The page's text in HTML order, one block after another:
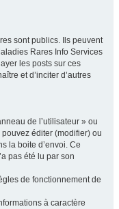
sont publics. Ils peuvent
Rares Info Services
les posts sur ces
et d’inciter d’autres
de l’utilisateur » ou
éditer (modifier) ou
la boite d’envoi. Ce
pas été lu par son
de fonctionnement de
à caractère